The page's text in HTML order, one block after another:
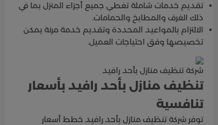
تقديم خدمات شاملة تغطي جميع أجزاء المنزل بما في
ذلك الغرف والمطابخ والحمامات.
الالتزام بالمواعيد المحددة وتقديم خدمة مرنة يمكن
تخصيصها وفق احتياجات العميل.
شركة تنظيف منازل بأحد رافيد
تنظيف منازل بأحد رافيد بأسعار
تنافسية
توفر شركة تنظيف منازل بأحد رافيد خطط أسعار